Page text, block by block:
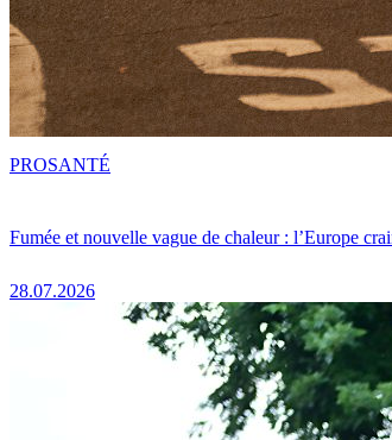
Fumée et nouvelle vague de chaleur : l’Europe
28.07.2026
PROSANTÉ